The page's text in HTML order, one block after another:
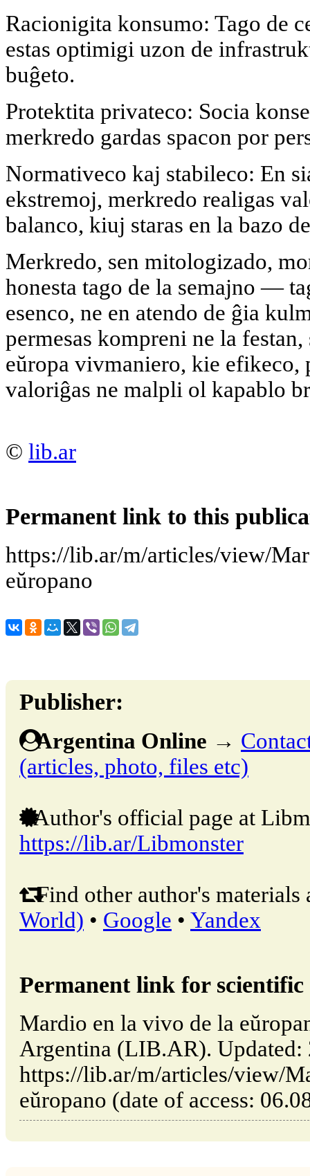
Racionigita konsumo: Tago de
estas optimigi uzon de
buĝeto.
Protektita privateco: Socia
merkredo gardas spacon por
Normativeco kaj stabileco: En
ekstremoj, merkredo realigas
balanco, kiuj staras en la bazo
Merkredo, sen mitologizado,
honesta tago de la semajno —
esenco, ne en atendo de ĝia
permesas kompreni ne la
eŭropa vivmaniero, kie efikeco,
valoriĝas ne malpli ol kapablo
© lib.ar
Permanent link to this
https://lib.ar/m/articles/view/
eŭropano
Publisher:
Argentina Online →
(articles, photo, files etc)
Author's official page at
https://lib.ar/Libmonster
Find other author's materials
World) • Google • Yandex
Permanent link for
Mardio en la vivo de la
Argentina (LIB.AR). Updated:
https://lib.ar/m/articles/view/
eŭropano (date of access: